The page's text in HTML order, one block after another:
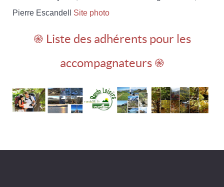
Pierre Escandell Site photo
֎ Liste des adhérents pour les
accompagnateurs ֎